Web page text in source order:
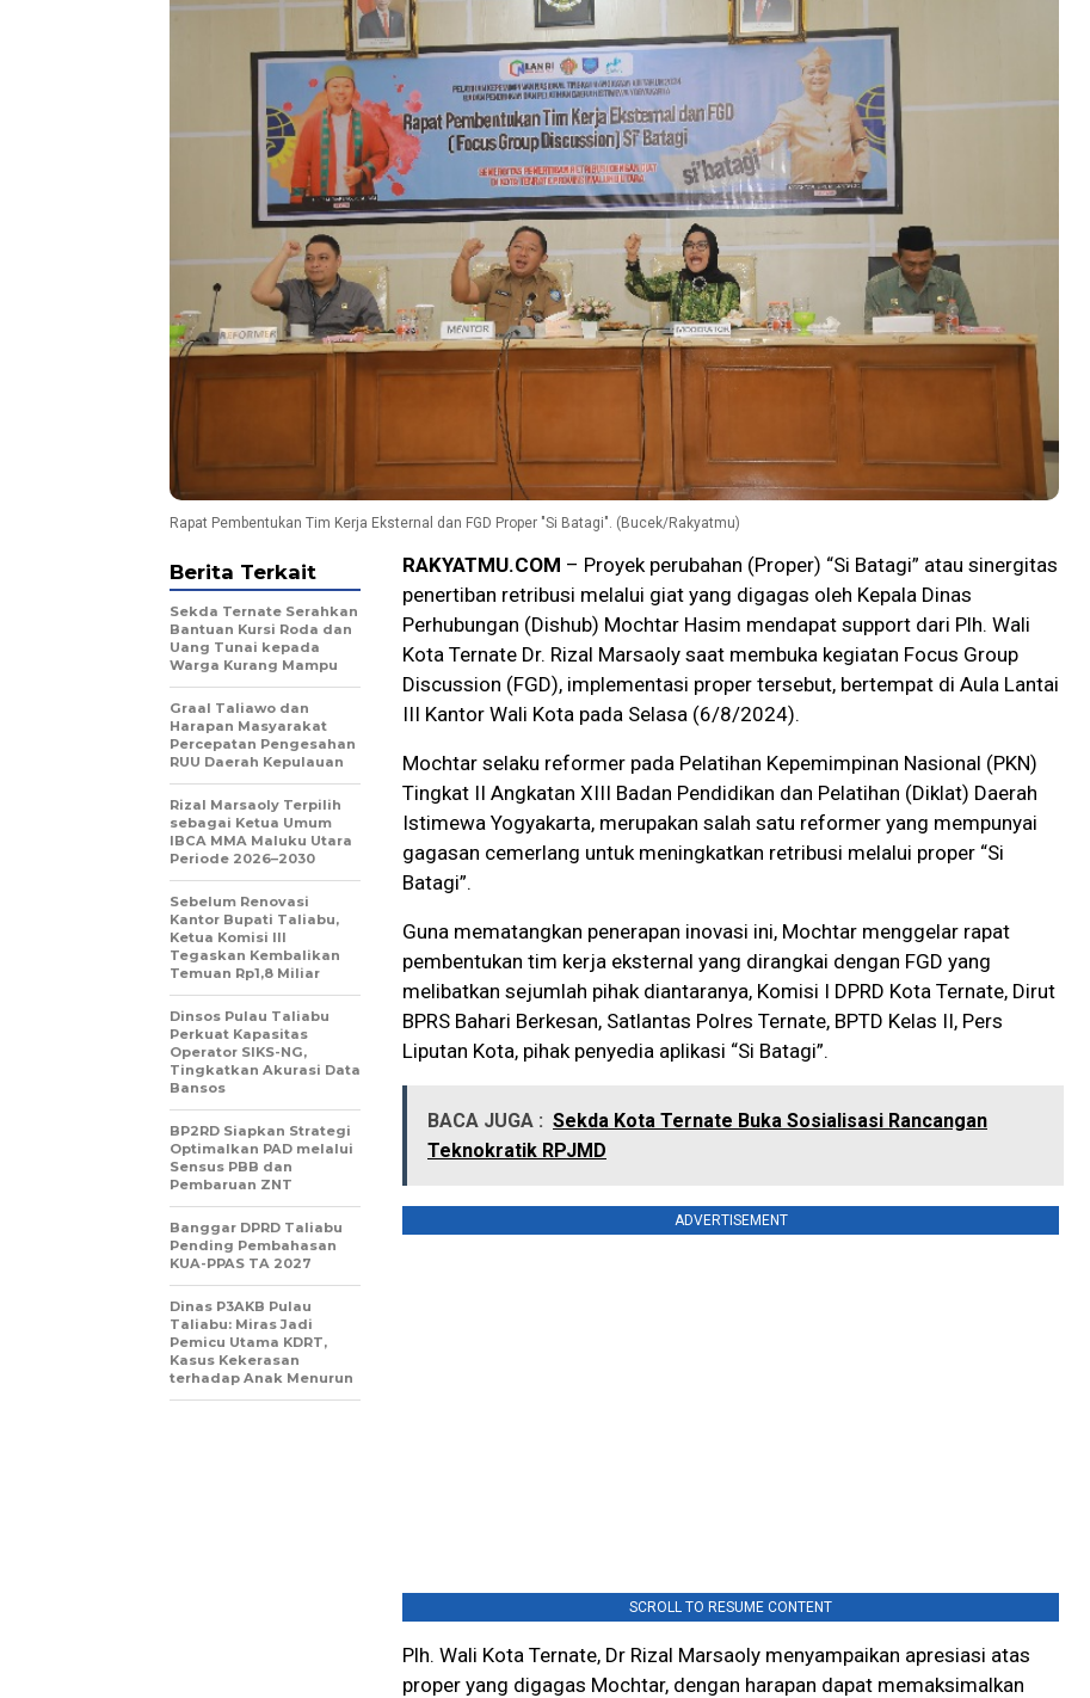
Rapat Pembentukan Tim Kerja Eksternal dan FGD Proper "Si Batagi". (Bucek/Rakyatmu)
RAKYATMU.COM – Proyek perubahan (Proper) “Si Batagi” atau sinergitas
penertiban retribusi melalui giat yang digagas oleh Kepala Dinas
Perhubungan (Dishub) Mochtar Hasim mendapat support dari Plh. Wali
Kota Ternate Dr. Rizal Marsaoly saat membuka kegiatan Focus Group
Discussion (FGD), implementasi proper tersebut, bertempat di Aula Lantai
III Kantor Wali Kota pada Selasa (6/8/2024).
Mochtar selaku reformer pada Pelatihan Kepemimpinan Nasional (PKN)
Tingkat II Angkatan XIII Badan Pendidikan dan Pelatihan (Diklat) Daerah
Istimewa Yogyakarta, merupakan salah satu reformer yang mempunyai
gagasan cemerlang untuk meningkatkan retribusi melalui proper “Si
Batagi”.
Guna mematangkan penerapan inovasi ini, Mochtar menggelar rapat
pembentukan tim kerja eksternal yang dirangkai dengan FGD yang
melibatkan sejumlah pihak diantaranya, Komisi I DPRD Kota Ternate, Dirut
BPRS Bahari Berkesan, Satlantas Polres Ternate, BPTD Kelas II, Pers
Liputan Kota, pihak penyedia aplikasi “Si Batagi”.
BACA JUGA : Sekda Kota Ternate Buka Sosialisasi Rancangan
Teknokratik RPJMD
ADVERTISEMENT
SCROLL TO RESUME CONTENT
Plh. Wali Kota Ternate, Dr Rizal Marsaoly menyampaikan apresiasi atas
proper yang digagas Mochtar, dengan harapan dapat memaksimalkan
Berita Terkait
Sekda Ternate Serahkan
Bantuan Kursi Roda dan
Uang Tunai kepada
Warga Kurang Mampu
Graal Taliawo dan
Harapan Masyarakat
Percepatan Pengesahan
RUU Daerah Kepulauan
Rizal Marsaoly Terpilih
sebagai Ketua Umum
IBCA MMA Maluku Utara
Periode 2026–2030
Sebelum Renovasi
Kantor Bupati Taliabu,
Ketua Komisi III
Tegaskan Kembalikan
Temuan Rp1,8 Miliar
Dinsos Pulau Taliabu
Perkuat Kapasitas
Operator SIKS-NG,
Tingkatkan Akurasi Data
Bansos
BP2RD Siapkan Strategi
Optimalkan PAD melalui
Sensus PBB dan
Pembaruan ZNT
Banggar DPRD Taliabu
Pending Pembahasan
KUA-PPAS TA 2027
Dinas P3AKB Pulau
Taliabu: Miras Jadi
Pemicu Utama KDRT,
Kasus Kekerasan
terhadap Anak Menurun